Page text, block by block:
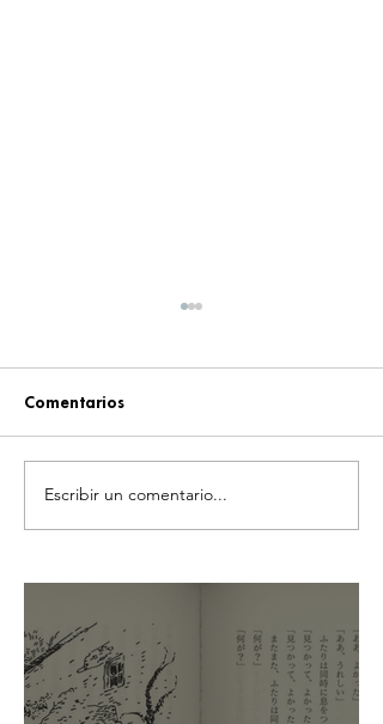
¡YOASOBI Y ADO
CONQUISTAN
Comentarios
Escribir un comentario...